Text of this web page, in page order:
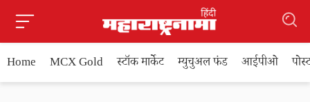
Home MCX Gold स्टॉक मार्केट म्युचुअल फंड आईपीओ